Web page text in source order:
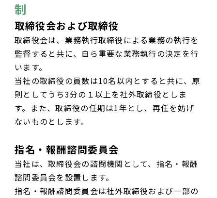
制
取締役会および取締役
取締役会は、業務執行取締役による業務の執行を
監督すると共に、自ら重要な業務執行の決定を行
います。
当社の取締役の員数は10名以内とすると共に、原
則としてうち3分の１以上を社外取締役としま
す。また、取締役の任期は1年とし、再任を妨げ
ないものとします。
指名・報酬諮問委員会
当社は、取締役会の諮問機関として、指名・報酬
諮問委員会を設置します。
指名・報酬諮問委員会は社外取締役および一部の